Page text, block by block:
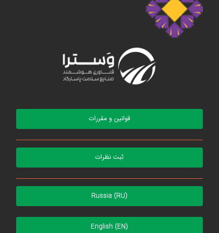
قوانین و مقررات
ثبت نظرات
Russia (RU)
English (EN)